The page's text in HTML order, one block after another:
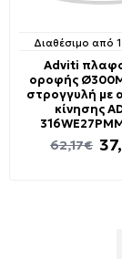
Διαθέσιμο από
Adviti
οροφής
στρογγυλή με
κίνησης
62,17€